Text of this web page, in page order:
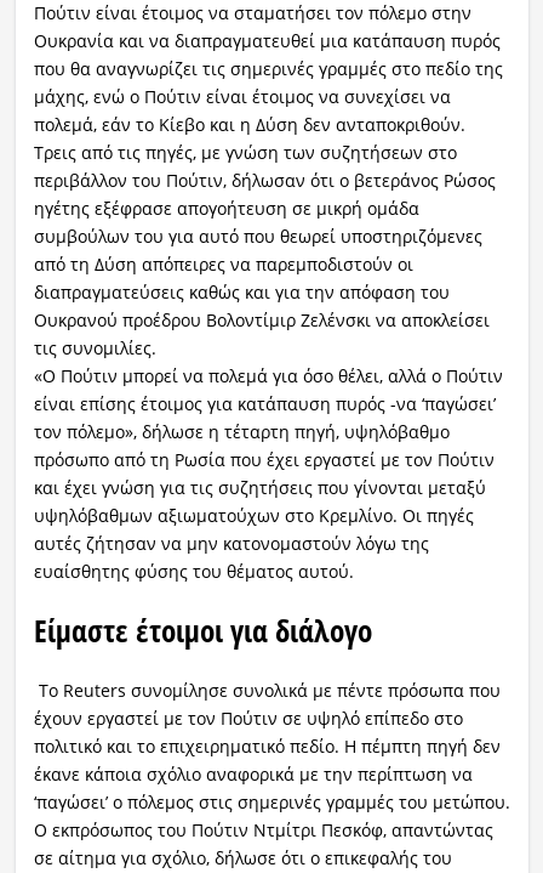
Πούτιν είναι έτοιμος να σταματήσει τον πόλεμο στην
Ουκρανία και να διαπραγματευθεί μια κατάπαυση πυρός
που θα αναγνωρίζει τις σημερινές γραμμές στο πεδίο της
μάχης, ενώ ο Πούτιν είναι έτοιμος να συνεχίσει να
πολεμά, εάν το Κίεβο και η Δύση δεν ανταποκριθούν.
Τρεις από τις πηγές, με γνώση των συζητήσεων στο
περιβάλλον του Πούτιν, δήλωσαν ότι ο βετεράνος Ρώσος
ηγέτης εξέφρασε απογοήτευση σε μικρή ομάδα
συμβούλων του για αυτό που θεωρεί υποστηριζόμενες
από τη Δύση απόπειρες να παρεμποδιστούν οι
διαπραγματεύσεις καθώς και για την απόφαση του
Ουκρανού προέδρου Βολοντίμιρ Ζελένσκι να αποκλείσει
τις συνομιλίες.
«Ο Πούτιν μπορεί να πολεμά για όσο θέλει, αλλά ο Πούτιν
είναι επίσης έτοιμος για κατάπαυση πυρός -να ‘παγώσει’
τον πόλεμο», δήλωσε η τέταρτη πηγή, υψηλόβαθμο
πρόσωπο από τη Ρωσία που έχει εργαστεί με τον Πούτιν
και έχει γνώση για τις συζητήσεις που γίνονται μεταξύ
υψηλόβαθμων αξιωματούχων στο Κρεμλίνο. Οι πηγές
αυτές ζήτησαν να μην κατονομαστούν λόγω της
ευαίσθητης φύσης του θέματος αυτού.
Είμαστε έτοιμοι για διάλογο
Το Reuters συνομίλησε συνολικά με πέντε πρόσωπα που
έχουν εργαστεί με τον Πούτιν σε υψηλό επίπεδο στο
πολιτικό και το επιχειρηματικό πεδίο. Η πέμπτη πηγή δεν
έκανε κάποια σχόλιο αναφορικά με την περίπτωση να
‘παγώσει’ ο πόλεμος στις σημερινές γραμμές του μετώπου.
Ο εκπρόσωπος του Πούτιν Ντμίτρι Πεσκόφ, απαντώντας
σε αίτημα για σχόλιο, δήλωσε ότι ο επικεφαλής του